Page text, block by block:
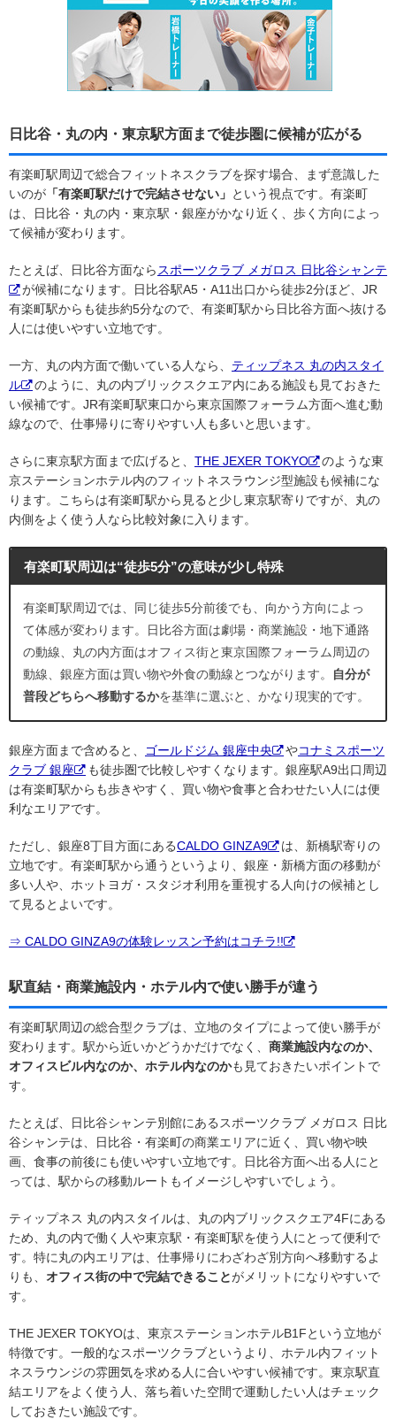
日比谷・丸の内・東京駅方面まで徒歩圏に候補が広がる
有楽町駅周辺で総合フィットネスクラブを探す場合、まず意識した
いのが 「有楽町駅だけで完結させない」 という視点です。有楽町
は、日比谷・丸の内・東京駅・銀座がかなり近く、歩く方向によっ
て候補が変わります。
たとえば、日比谷方面なら スポーツクラブ メガロス 日比谷シャンテ
が候補になります。日比谷駅A5・A11出口から徒歩2分ほど、JR
有楽町駅からも徒歩約5分なので、有楽町駅から日比谷方面へ抜ける
人には使いやすい立地です。
一方、丸の内方面で働いている人なら、 ティップネス 丸の内スタイ
ル
のように、丸の内ブリックスクエア内にある施設も見ておきた
い候補です。JR有楽町駅東口から東京国際フォーラム方面へ進む動
線なので、仕事帰りに寄りやすい人も多いと思います。
さらに東京駅方面まで広げると、 THE JEXER TOKYO
のような東
京ステーションホテル内のフィットネスラウンジ型施設も候補にな
ります。こちらは有楽町駅から見ると少し東京駅寄りですが、丸の
内側をよく使う人なら比較対象に入ります。
有楽町駅周辺は“徒歩5分”の意味が少し特殊
有楽町駅周辺では、同じ徒歩5分前後でも、向かう方向によっ
て体感が変わります。日比谷方面は劇場・商業施設・地下通路
の動線、丸の内方面はオフィス街と東京国際フォーラム周辺の
動線、銀座方面は買い物や外食の動線とつながります。
自分が
普段どちらへ移動するかを基準に選ぶと、かなり現実的です。
銀座方面まで含めると、 ゴールドジム 銀座中央 やコナミスポーツ
クラブ 銀座
も徒歩圏で比較しやすくなります。銀座駅A9出口周辺
は有楽町駅からも歩きやすく、買い物や食事と合わせたい人には便
利なエリアです。
ただし、銀座8丁目方面にあるCALDO GINZA9
は、新橋駅寄りの
立地です。有楽町駅から通うというより、銀座・新橋方面の移動が
多い人や、ホットヨガ・スタジオ利用を重視する人向けの候補とし
て見るとよいです。
⇒ CALDO GINZA9の体験レッスン予約はコチラ!!
駅直結・商業施設内・ホテル内で使い勝手が違う
有楽町駅周辺の総合型クラブは、立地のタイプによって使い勝手が
変わります。駅から近いかどうかだけでなく、 商業施設内なのか、
オフィスビル内なのか、ホテル内なのかも見ておきたいポイントで
す。
たとえば、日比谷シャンテ別館にあるスポーツクラブ メガロス 日比
谷シャンテは、日比谷・有楽町の商業エリアに近く、買い物や映
画、食事の前後にも使いやすい立地です。日比谷方面へ出る人にと
っては、駅からの移動ルートもイメージしやすいでしょう。
ティップネス 丸の内スタイルは、丸の内ブリックスクエア4Fにある
ため、丸の内で働く人や東京駅・有楽町駅を使う人にとって便利で
す。特に丸の内エリアは、仕事帰りにわざわざ別方向へ移動するよ
りも、 オフィス街の中で完結できることがメリットになりやすいで
す。
THE JEXER TOKYOは、東京ステーションホテルB1Fという立地が
特徴です。一般的なスポーツクラブというより、ホテル内フィット
ネスラウンジの雰囲気を求める人に合いやすい候補です。東京駅直
結エリアをよく使う人、落ち着いた空間で運動したい人はチェック
しておきたい施設です。